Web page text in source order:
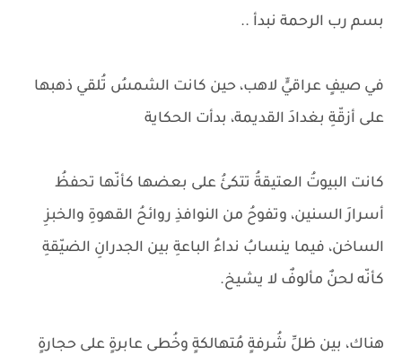
بسم رب الرحمة نبدأ ..
في صيفٍ عراقيٍّ لاهب، حين كانت الشمسُ تُلقي ذهبها
على أزقّةِ بغدادَ القديمة، بدأت الحكاية
كانت البيوتُ العتيقةُ تتكئُ على بعضها كأنّها تحفظُ
أسرارَ السنين، وتفوحُ من النوافذِ روائحُ القهوةِ والخبزِ
الساخن، فيما ينسابُ نداءُ الباعةِ بين الجدرانِ الضيّقةِ
كأنّه لحنٌ مألوفٌ لا يشيخ.
هناك، بين ظلِّ شُرفةٍ مُتهالكةٍ وخُطى عابرةٍ على حجارةٍ